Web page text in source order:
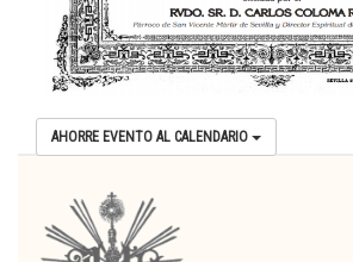
AHORRE EVENTO AL CALENDARIO